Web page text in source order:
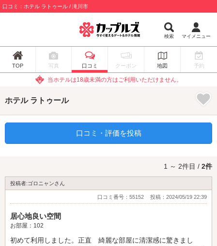
口コミ：ホテル ラトゥール / 滝川市
検索 マイメニュー
TOP 写真 口コミ クーポン 地図 予約
当ホテルは18歳未満の方はご利用いただけません。
ホテル ラトゥール
口コミ・評価を投稿
1 ～ 2件目 / 2件
投稿者:ゴロニャンさん
口コミ番号：55152 投稿：2024/05/19 22:39
居心地良い空間
お部屋：102
初めて利用しました。正直 綺麗な部屋に清潔感に驚きまし